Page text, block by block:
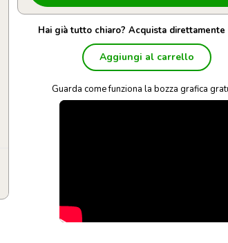
Hai già tutto chiaro? Acquista
Aggiungi al carrello
Guarda come funziona la bozza grafica